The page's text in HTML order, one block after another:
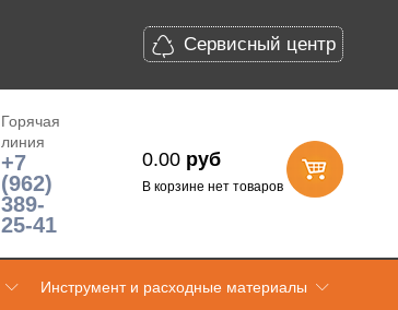
Сервисный центр
Горячая
линия
+7
(962)
389-
25-41
0.00 руб
В корзине нет товаров
Инструмент и расходные материалы